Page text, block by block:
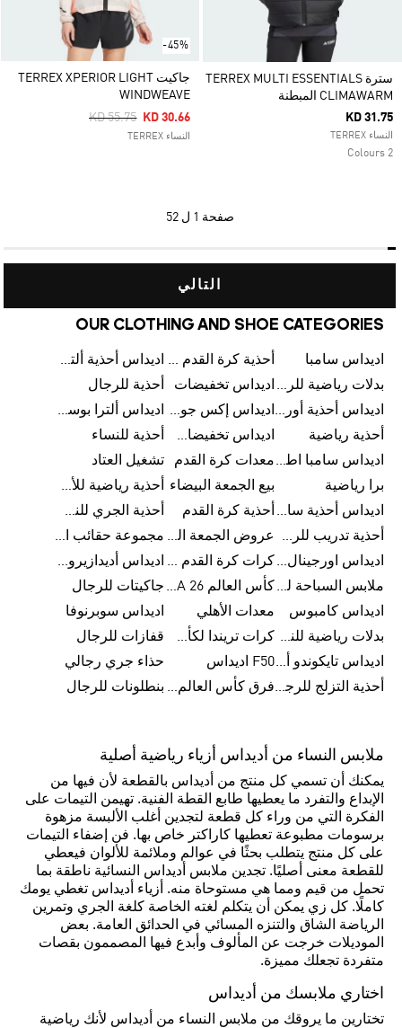
سترة TERREX MULTI ESSENTIALS
CLIMAWARM المبطنة
KD 31.75
النساء TERREX
2 Colours
-45%
جاكيت TERREX XPERIOR LIGHT
WINDWEAVE
Price Reduced From
KD 55.75ToKD 30.66
النساء TERREX
صفحة 1 ل 52
التالي
OUR CLOTHING AND SHOE CATEGORIES
اديداس سامبا أحذية كرة القدم للرجال
اديداس أحذية ألترا بوست للرجال
بدلات رياضية للرجال اديداس تخفيضات
أحذية للرجال
اديداس أحذية أورجينالز
اديداس إكس جود بيلينغهام
اديداس ألترا بوست
أحذية رياضية
اديداس تخفيضات للأطفال
أحذية للنساء
اديداس سامبا اطفالمعدات كرة القدم
تشغيل العتاد
برا رياضية
بيع الجمعة البيضاء
أحذية رياضية للأطفال
اديداس أحذية سامبا للنساء أحذية كرة القدم
أحذية الجري للنساء
أحذية تدريب للرجال
عروض الجمعة البيضاء للرجال
مجموعة حقائب الظهر
اديداس اورجينال ملابس
كرات كرة القدم للرجال
اديداس أديدازيرو معدات الجري
ملابس السباحة للرجال
كأس العالم FIFA 26™ جاكيتات للرجال
اديداس كامبوس
معدات الأهلي
اديداس سوبرنوفا
بدلات رياضية للنساء
كرات تريندا لكأس العالم FIFA 26™
قفازات للرجال
اديداس تايكوندو أورجنالزF50 اديداس
حذاء جري رجالي
أحذية التزلج للرجال
فرق كأس العالم FIFA 26™ بنطلونات للرجال
ملابس النساء من أديداس أزياء رياضية أصلية
يمكنك أن تسمي كل منتج من أديداس بالقطعة لأن فيها من
الإبداع والتفرد ما يعطيها طابع القطة الفنية. تهيمن التيمات على
الفكرة التي من وراء كل قطعة لتجدين أغلب الألبسة مزهوة
برسومات مطبوعة تعطيها كاراكتر خاص بها. فن إضفاء التيمات
على كل منتج يتطلب بحثًا في عوالم وملائمة للألوان فيعطي
للقطعة معنى أصليًا. تجدين ملابس أديداس النسائية ناطقة بما
تحمل من قيم ومما هي مستوحاة منه. أزياء أديداس تغطي يومك
كاملًا. كل زي يمكن أن يتكلم لغته الخاصة كلغة الجري وتمرين
الرياضة الشاق والتنزه المسائي في الحدائق العامة. بعض
الموديلات خرجت عن المألوف وأبدع فيها المصممون بقصات
متفردة تجعلك مميزة.
اختاري ملابسك من أديداس
تختارين ما يروقك من ملابس النساء من أديداس لأنك رياضية